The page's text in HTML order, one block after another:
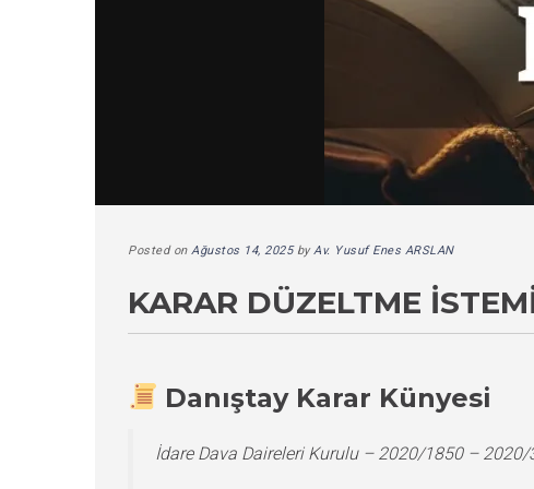
Posted on Ağustos 14, 2025byAv. Yusuf Enes ARSLAN
KARAR DÜZELTME
Danıştay Karar Künyesi
İdare Dava Daireleri Kurulu – 2020/1850 –